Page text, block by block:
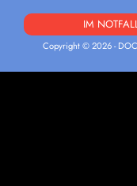
IM
Copyright © 2026 -